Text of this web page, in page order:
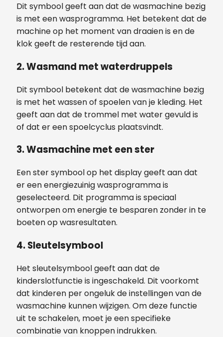
Dit symbool geeft aan dat de wasmachine bezig
is met een wasprogramma. Het betekent dat de
machine op het moment van draaien is en de
klok geeft de resterende tijd aan.
2.Wasmand met waterdruppels
Dit symbool betekent dat de wasmachine bezig
is met het wassen of spoelen van je kleding. Het
geeft aan dat de trommel met water gevuld is
of dat er een spoelcyclus plaatsvindt.
3.Wasmachine met een ster
Een ster symbool op het display geeft aan dat
er een energiezuinig wasprogramma is
geselecteerd. Dit programma is speciaal
ontworpen om energie te besparen zonder in te
boeten op wasresultaten.
4.Sleutelsymbool
Het sleutelsymbool geeft aan dat de
kinderslotfunctie is ingeschakeld. Dit voorkomt
dat kinderen per ongeluk de instellingen van de
wasmachine kunnen wijzigen. Om deze functie
uit te schakelen, moet je een specifieke
combinatie van knoppen indrukken.